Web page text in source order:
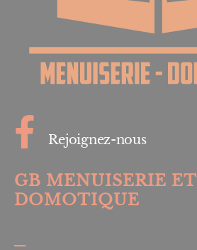
Rejoignez-nous
GB MENUISERIE ET
DOMOTIQUE